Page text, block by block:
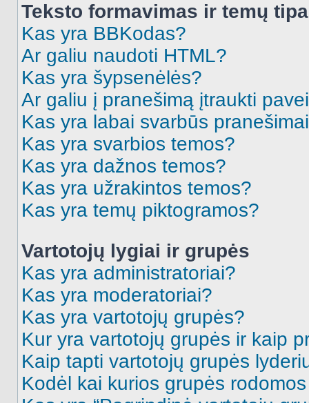
Teksto formavimas ir temų
Kas yra BBKodas?
Ar galiu naudoti HTML?
Kas yra šypsenėlės?
Ar galiu į pranešimą įtraukti
Kas yra labai svarbūs
Kas yra svarbios temos?
Kas yra dažnos temos?
Kas yra užrakintos temos?
Kas yra temų piktogramos?
Vartotojų lygiai ir grupės
Kas yra administratoriai?
Kas yra moderatoriai?
Kas yra vartotojų grupės?
Kur yra vartotojų grupės ir kaip
Kaip tapti vartotojų grupės
Kodėl kai kurios grupės